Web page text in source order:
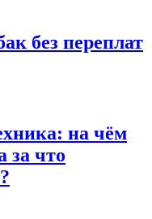
без переплат
на чём
за что